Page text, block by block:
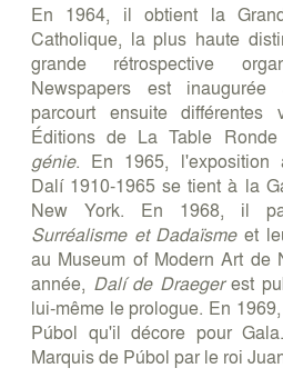
En 1964, il obtient la
Catholique, la plus haute
grande rétrospective
Newspapers est
parcourt ensuite différentes
Éditions de La Table Ronde
génie. En 1965, l'exposition
Dalí 1910-1965 se tient à la
New York. En 1968, il
Surréalisme et Dadaïsmeet
au Museum of Modern Art de
année, Dalí de Draegerest
lui-même le prologue. En
Púbol qu'il décore pour
Marquis de Púbol par le roi